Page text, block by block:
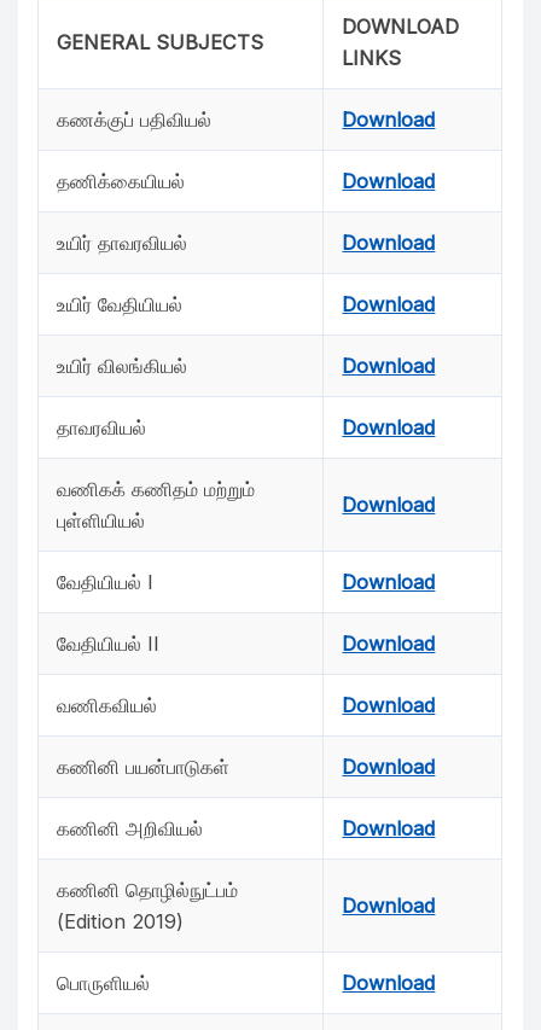
GENERAL SUBJECTS
DOWNLOAD
LINKS
கணக்குப் பதிவியல் Download
தணிக்கையியல் Download
உயிர் தாவரவியல் Download
உயிர் வேதியியல் Download
உயிர் விலங்கியல் Download
தாவரவியல் Download
வணிகக் கணிதம் மற்றும்
புள்ளியியல்
Download
வேதியியல் I Download
வேதியியல் II Download
வணிகவியல் Download
கணினி பயன்பாடுகள் Download
கணினி அறிவியல் Download
கணினி தொழில்நுட்பம்
(Edition 2019)
Download
பொருளியல் Download